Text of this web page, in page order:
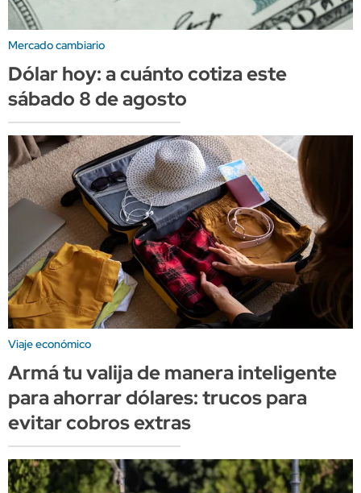
Mercado cambiario
Dólar hoy: a cuánto cotiza este
sábado 8 de agosto
Viaje económico
Armá tu valija de manera inteligente
para ahorrar dólares: trucos para
evitar cobros extras